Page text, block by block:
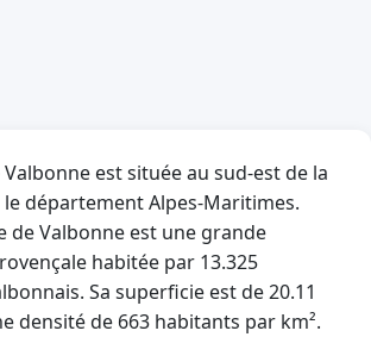
est située au sud-est de la
le département Alpes-Maritimes.
de Valbonne est une grande
habitée par 13.325
Sa superficie est de 20.11
densité de 663 habitants par km².